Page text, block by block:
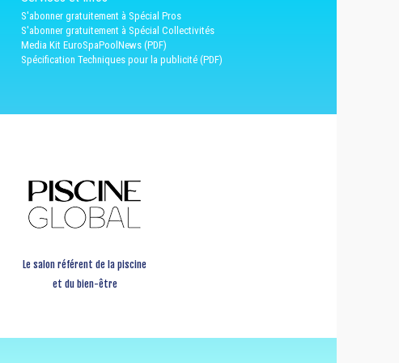
S'abonner gratuitement à Spécial Pros
S'abonner gratuitement à Spécial Collectivités
Media Kit EuroSpaPoolNews (PDF)
Spécification Techniques pour la publicité (PDF)
Le salon référent de la piscine
et du bien-être